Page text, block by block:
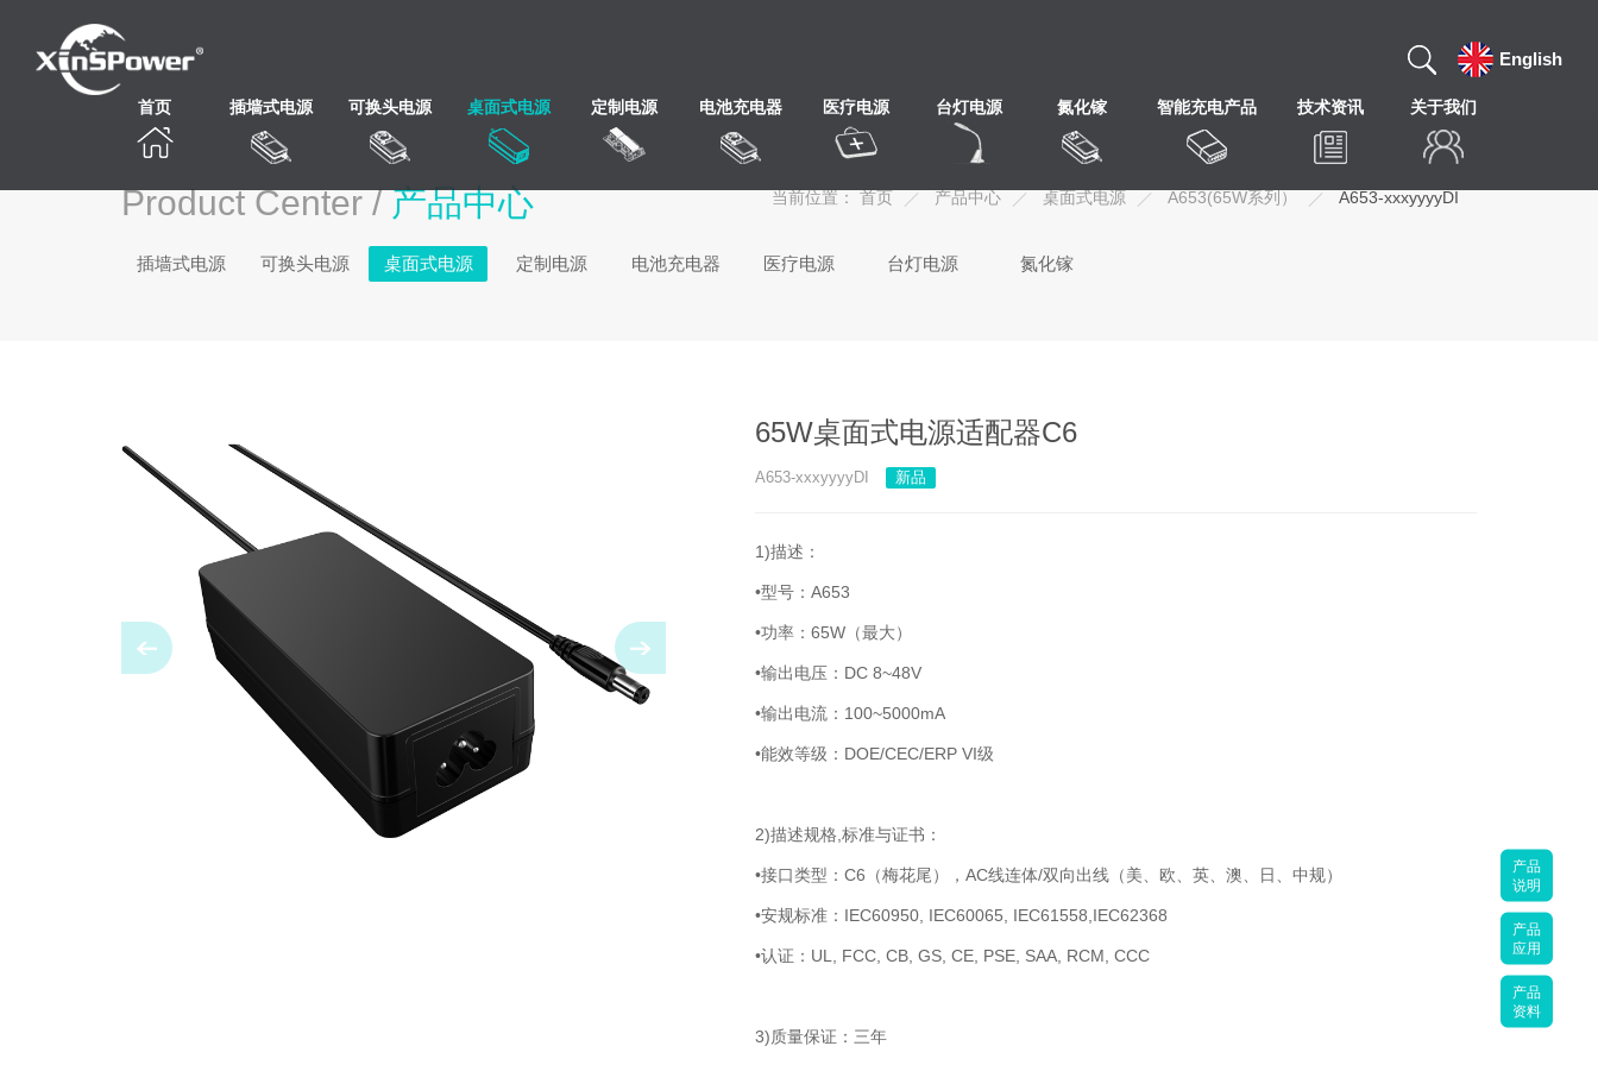
English
首页 插墙式电源 可换头电源 桌面式电源 定制电源 电池充电器 医疗电源 台灯电源 氮化镓 智能充电产品 技术资讯 关于我们
Product Center /产品中心 当前位置： 首页 产品中心 桌面式电源 A653(65W系列） A653-xxxyyyyDI
插墙式电源 可换头电源 桌面式电源 定制电源 电池充电器 医疗电源 台灯电源 氮化镓
65W桌面式电源适配器C6
A653-xxxyyyyDI 新品
1)描述：
•型号：A653
•功率：65W（最大）
•输出电压：DC 8~48V
•输出电流：100~5000mA
•能效等级：DOE/CEC/ERP VI级
2)描述规格,标准与证书：
•接口类型：C6（梅花尾），AC线连体/双向出线（美、欧、英、澳、日、中规）
•安规标准：IEC60950, IEC60065, IEC61558,IEC62368
•认证：UL, FCC, CB, GS, CE, PSE, SAA, RCM, CCC
3)质量保证：三年
产品
说明
产品
应用
产品
资料